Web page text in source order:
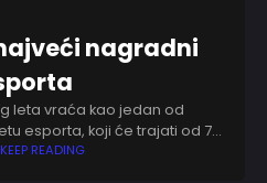
nagradni
leta vraća kao jedan od
esporta, koji će trajati od 7.
će okupiti vrhunske
KEEP READING